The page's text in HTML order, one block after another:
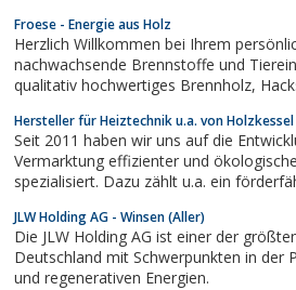
Froese - Energie aus Holz
Herzlich Willkommen bei Ihrem
nachwachsende Brennstoffe und
qualitativ hochwertiges Brennholz, Hackschnitzel, LPM sowie
heimischen Wäldern und Äckern.
Hersteller für Heiztechnik u.a. von
Seit 2011 haben wir uns auf die Entwicklung,
Vermarktung effizienter und
spezialisiert. Dazu zählt u.a. ein
Holzvergaserkessel. Wer mehr Wert auf
bieten wir ab April 2014 einen...
JLW Holding AG - Winsen (Aller)
Die JLW Holding AG ist einer der
Deutschland mit Schwerpunkten in der
und regenerativen Energien.